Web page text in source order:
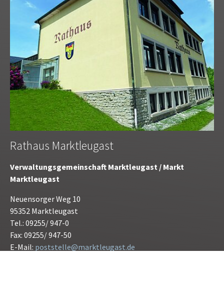
Rathaus Marktleugast
Verwaltungsgemeinschaft Marktleugast / Markt
Marktleugast
Neuensorger Weg 10
95352 Marktleugast
Tel.: 09255/ 947-0
Fax: 09255/ 947-50
E-Mail: poststelle@marktleugast.de